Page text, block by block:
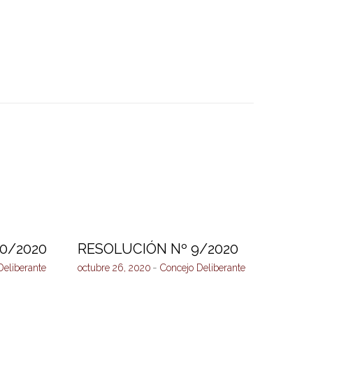
2020 RESOLUCIÓN Nº 9/2020
octubre 26, 2020 Concejo Deliberante